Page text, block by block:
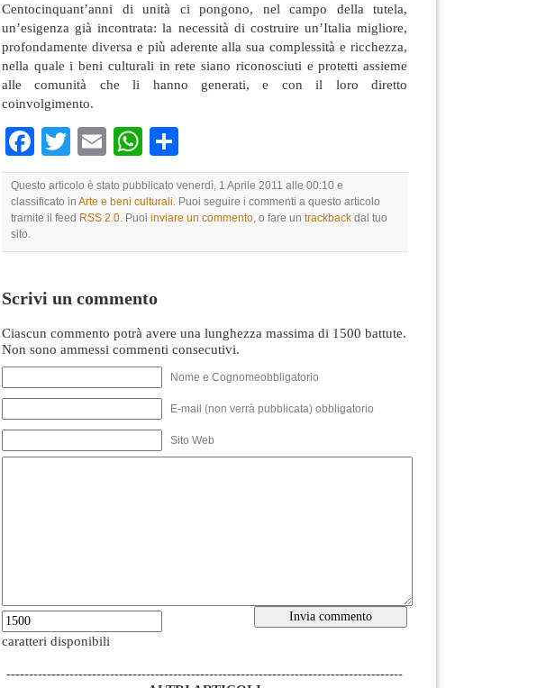
Centocinquant’anni di unità ci pongono, nel campo della tutela,
un’esigenza già incontrata: la necessità di costruire un’Italia migliore,
profondamente diversa e più aderente alla sua complessità e ricchezza,
nella quale i beni culturali in rete siano riconosciuti e protetti assieme
alle comunità che li hanno generati, e con il loro diretto
coinvolgimento.
Facebook
TwitterEmailWhatsApp
Questo articolo è stato pubblicato venerdì, 1 Aprile 2011 alle 00:10 e
classificato in Arte e beni culturali. Puoi seguire i commenti a questo articolo
tramite il feed RSS 2.0. Puoi inviare un commento, o fare un trackback dal tuo
sito.
Scrivi un commento
Ciascun commento potrà avere una lunghezza massima di 1500 battute.
Non sono ammessi commenti consecutivi.
Nome e Cognomeobbligatorio
E-mail (non verrà pubblicata) obbligatorio
Sito Web
caratteri disponibili
----------------------------------------------------------------------------------------